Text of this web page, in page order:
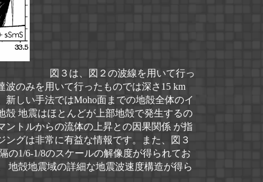
図３は、図２の波線を用いて行っ
波のみを用いて行ったものでは深さ15 km
しい手法ではMoho面までの地殻全体のイ
殻 地震はほとんどが上部地殻で発生するの
ントルからの流体の上昇との因果関係 が指
グは非常に有益な情報です。また、図３
の1/6-1/8のスケールの解像度が得られてお
地殻地震域の詳細な地震波速度構造が得ら